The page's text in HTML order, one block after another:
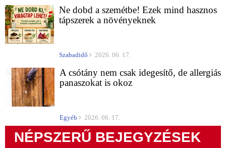
Ne dobd a szemétbe! Ezek mind hasznos
tápszerek a növényeknek
Szabadidő 2026. 06. 17.
A csótány nem csak idegesítő, de allergiás
panaszokat is okoz
Egyéb 2026. 06. 17.
NÉPSZERŰ BEJEGYZÉSEK